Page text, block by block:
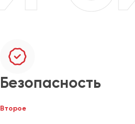
Безопасность
Второе